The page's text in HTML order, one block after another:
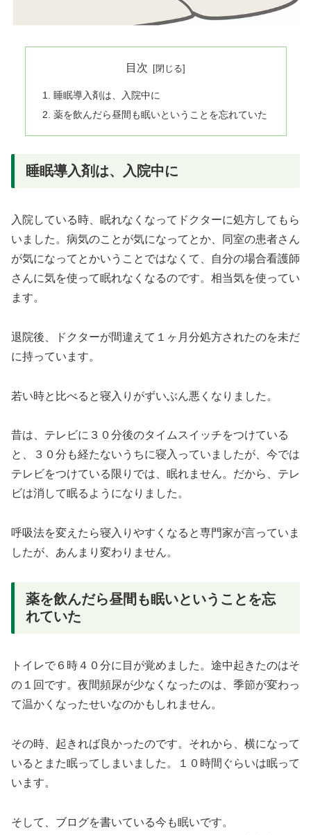
目次
睡眠導入剤は、入院中に
薬を飲んだら昼間も眠いということを忘れていた
睡眠導入剤は、入院中に
入院している時、眠れなくなってドクターに処方してもら
いました。病気のことが気になってとか、同室の患者さん
が気になってとかいうことではなくて、自分の場合看護師
さんに気を使って眠れなくなるのです。相当気を使ってい
ます。
退院後、ドクターが間違えて１ヶ月分処方されたのを未だ
に持っています。
若い時と比べると寝入りがずいぶん悪くなりました。
昔は、テレビに３０分後のタイムスイッチをつけている
と、３０分も経たないうちに寝入っていましたが、今では
テレビをつけている限りでは、眠れません。だから、テレ
ビは消して眠るようになりました。
呼吸法を変えたら寝入りやすくなると専門家が言っていま
したが、あんまり変わりません。
薬を飲んだら昼間も眠いということを忘
れていた
トイレで６時４０分に目が覚めました。途中起きたのはそ
の１回です。夜間頻尿が少なくなったのは、季節が変わっ
て温かくなったせいなのかもしれません。
その時、起きれば良かったのです。それから、横になって
いるとまた眠ってしまいました。１０時間ぐらいは眠って
います。
そして、ブログを書いている今も眠いです。